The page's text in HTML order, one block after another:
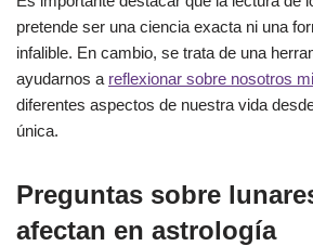
pretende ser una ciencia exacta ni una
infalible. En cambio, se trata de una
ayudarnos a reflexionar sobre nosotros
diferentes aspectos de nuestra vida
única.
Preguntas sobre
afectan en astrología